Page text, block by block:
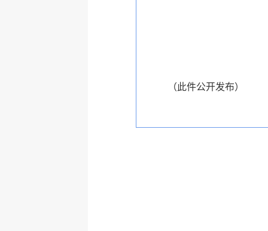
（此件公开发布）